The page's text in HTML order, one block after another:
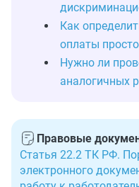
Как
оплаты
Нужно ли
аналогичных
Правовые
Статья 22.2 ТК РФ.
электронного